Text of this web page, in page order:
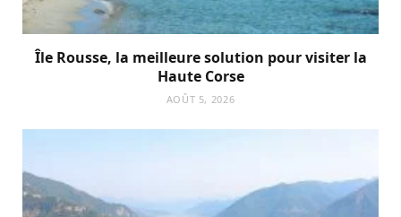
Île Rousse, la meilleure solution pour visiter la
Haute Corse
AOÛT 5, 2026